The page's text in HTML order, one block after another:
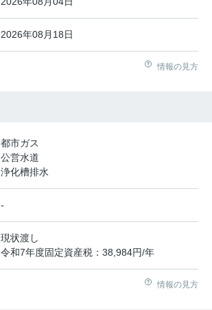
2026年08月18日
情報の見方
都市ガス
公営水道
浄化槽排水
-
現状渡し
令和7年度固定資産税：38,984円/年
情報の見方